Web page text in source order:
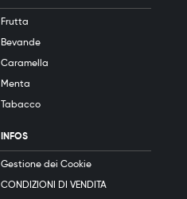
Frutta
Bevande
Caramella
Menta
Tabacco
INFOS
Gestione dei Cookie
CONDIZIONI DI VENDITA